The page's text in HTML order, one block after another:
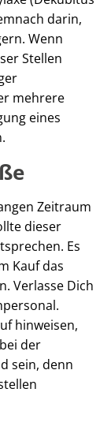
darin,
Wenn
Stellen
mehrere
eines
Zeitraum
dieser
Es
Kauf das
Verlasse Dich
hinweisen,
der
sein, denn